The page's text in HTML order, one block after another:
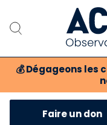
💰 Dégageons les
Notre
Faire un don